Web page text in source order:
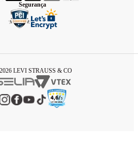
Segurança
LEVI STRAUSS & CO